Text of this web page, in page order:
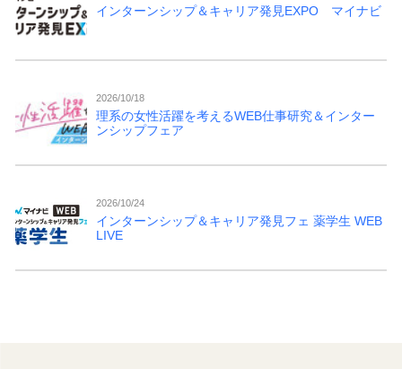
インターンシップ＆キャリア発見EXPO マイナビ
2026/10/18
理系の女性活躍を考えるWEB仕事研究＆インター
ンシップフェア
2026/10/24
インターンシップ＆キャリア発見フェ 薬学生 WEB
LIVE